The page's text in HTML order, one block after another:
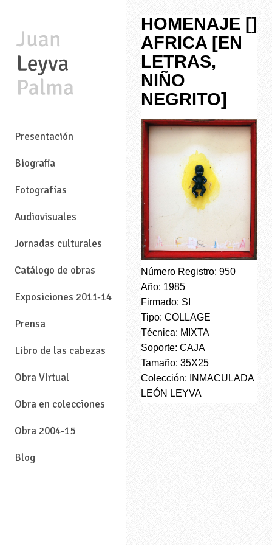
Presentación
Biografia
Fotografías
Audiovisuales
Jornadas culturales
Catálogo de obras
Exposiciones 2011-14
Prensa
Libro de las cabezas
Obra Virtual
Obra en colecciones
Obra 2004-15
Blog
HOMENAJE []
AFRICA [EN
LETRAS,
NIÑO
NEGRITO]
Número Registro: 950
Año: 1985
Firmado: SI
Tipo: COLLAGE
Técnica: MIXTA
Soporte: CAJA
Tamaño: 35X25
Colección: INMACULADA
LEÓN LEYVA